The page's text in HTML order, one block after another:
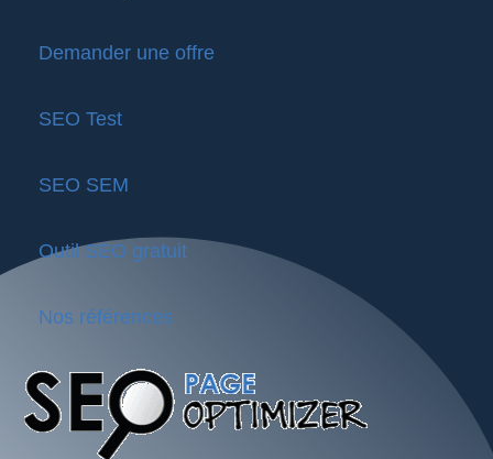
Demander une offre
SEO Test
SEO SEM
Outil SEO gratuit
Nos références